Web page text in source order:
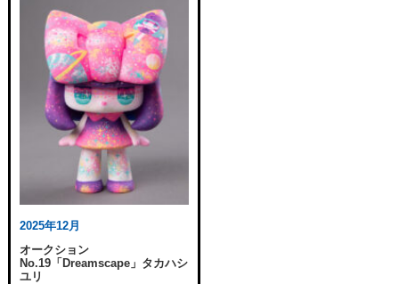
2025年12月
オークション
No.19「Dreamscape」タカハシ
ユリ